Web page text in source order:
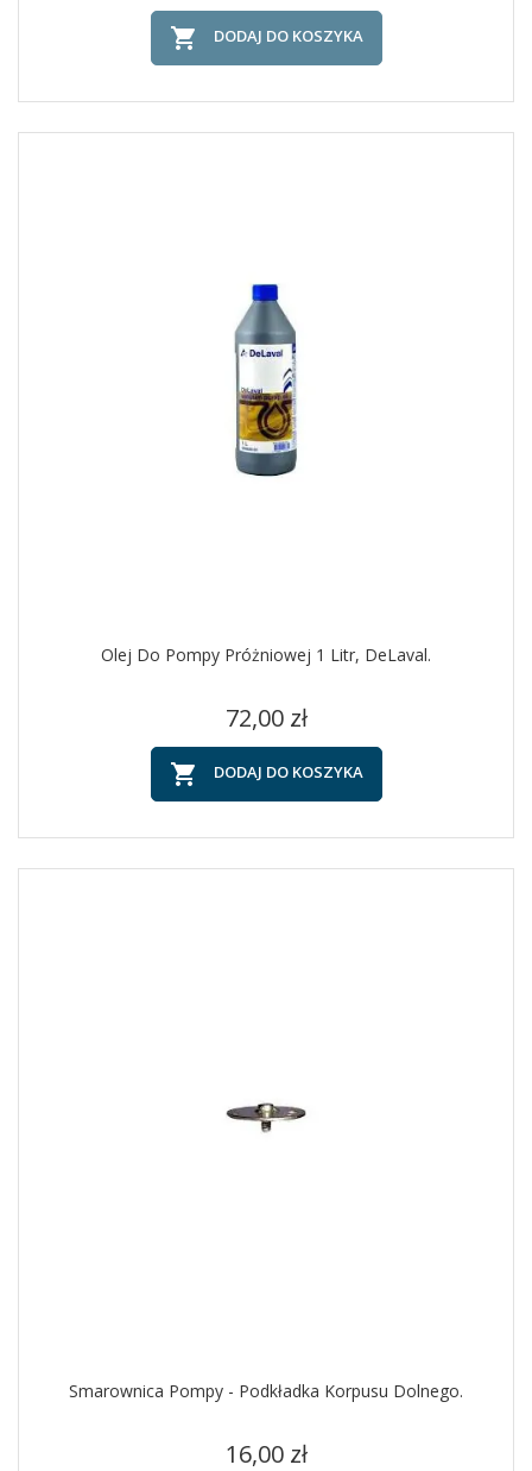
 DODAJ DO KOSZYKA
Olej Do Pompy Próżniowej 1 Litr, DeLaval.
Cena
72,00 zł
 DODAJ DO KOSZYKA
Smarownica Pompy - Podkładka Korpusu Dolnego.
Cena
16,00 zł